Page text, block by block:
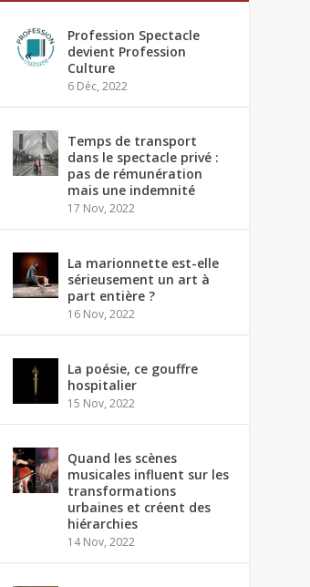
Profession Spectacle
devient Profession
Culture
6 Déc, 2022
Temps de transport
dans le spectacle privé :
pas de rémunération
mais une indemnité
17 Nov, 2022
La marionnette est-elle
sérieusement un art à
part entière ?
16 Nov, 2022
La poésie, ce gouffre
hospitalier
15 Nov, 2022
Quand les scènes
musicales influent sur les
transformations
urbaines et créent des
hiérarchies
14 Nov, 2022